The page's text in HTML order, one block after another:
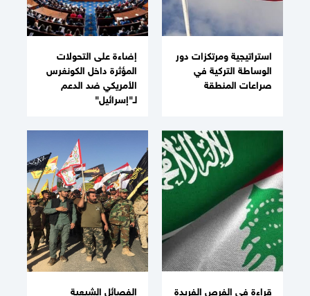
استراتيجية ومرتكزات دور
الوساطة التركية في
صراعات المنطقة
إضاءة على التحولات
المؤثرة داخل الكونغرس
الأمريكي ضد الدعم
لـ"إسرائيل"
قراءة في الفرص الفريدة
الفصائل الشيعية